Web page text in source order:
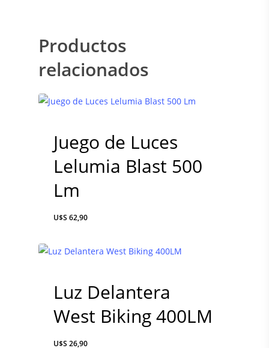
Productos
relacionados
Juego de Luces
Lelumia Blast 500
Lm
$ 62,90
Luz Delantera
West Biking 400LM
$ 26,90